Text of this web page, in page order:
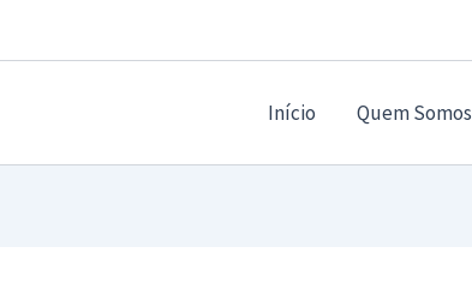
Início Quem Somos